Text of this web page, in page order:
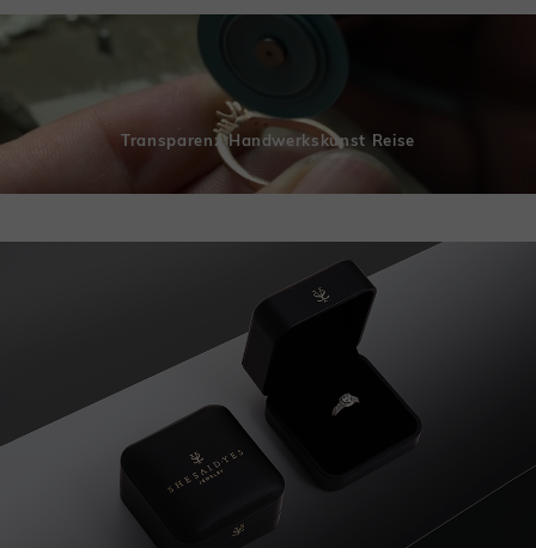
Transparenz Handwerkskunst Reise